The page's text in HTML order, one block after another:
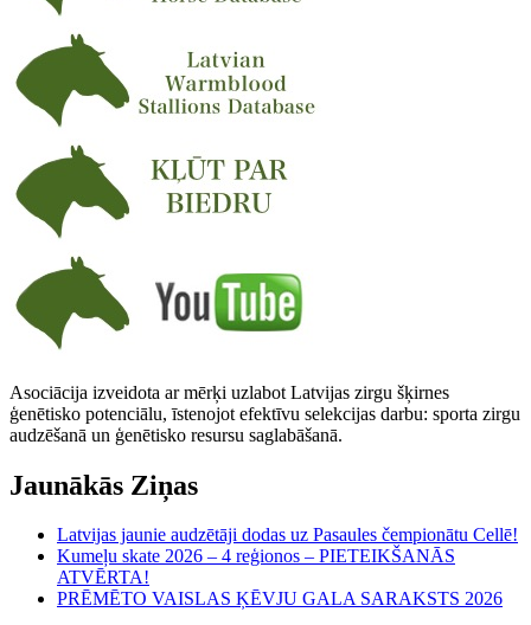
Asociācija izveidota ar mērķi uzlabot Latvijas zirgu šķirnes
ģenētisko potenciālu, īstenojot efektīvu selekcijas darbu: sporta zirgu
audzēšanā un ģenētisko resursu saglabāšanā.
Jaunākās Ziņas
Latvijas jaunie audzētāji dodas uz Pasaules čempionātu Cellē!
Kumeļu skate 2026 – 4 reģionos – PIETEIKŠANĀS
ATVĒRTA!
PRĒMĒTO VAISLAS ĶĒVJU GALA SARAKSTS 2026